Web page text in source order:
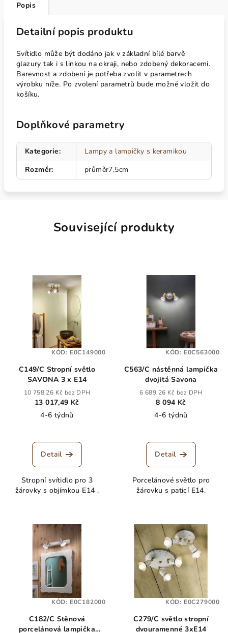
Popis
Detailní popis produktu
Svítidlo může být dodáno jak v základní bílé barvě
glazury tak i s linkou na okraji, nebo zdobený dekoracemi.
Barevnost a zdobení je potřeba zvolit v parametrech
výrobku níže. Po zvolení parametrů bude možné vložit do
košíku.
Doplňkové parametry
Kategorie:
Lampy a lampičky s keramikou
Rozměr: průměr7,5cm
Související produkty
C149/C Stropní světlo
SAVONA 3 x E14
10 758,26 Kč bez DPH
13 017,49 Kč
4-6 týdnů
Detail
Stropní svítidlo pro 3
žárovky s objímkou E14 .
KÓD: E0C149000
C563/C nástěnná lampička
dvojitá Savona
6 689,26 Kč bez DPH
8 094 Kč
4-6 týdnů
Detail
Porcelánové světlo pro
žárovku s paticí E14.
KÓD: E0C563000
C182/C Stěnová
porcelánová lampička
KÓD: E0C182000
C279/C světlo stropní
dvouramenné 3xE14
KÓD: E0C279000